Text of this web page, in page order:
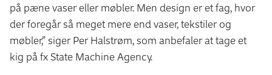
på pæne vaser eller møbler. Men design er et fag, hvor
der foregår så meget mere end vaser, tekstiler og
møbler,” siger Per Halstrøm, som anbefaler at tage et
kig på fx State Machine Agency.